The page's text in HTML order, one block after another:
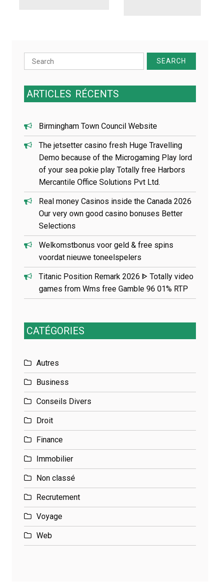
Search
for:
ARTICLES RÉCENTS
Birmingham Town Council Website
The jetsetter casino fresh Huge Travelling
Demo because of the Microgaming Play lord
of your sea pokie play Totally free Harbors
Mercantile Office Solutions Pvt Ltd.
Real money Casinos inside the Canada 2026
Our very own good casino bonuses Better
Selections
Welkomstbonus voor geld & free spins
voordat nieuwe toneelspelers
Titanic Position Remark 2026 ᐈ Totally video
games from Wms free Gamble 96 01% RTP
CATÉGORIES
Autres
Business
Conseils Divers
Droit
Finance
Immobilier
Non classé
Recrutement
Voyage
Web